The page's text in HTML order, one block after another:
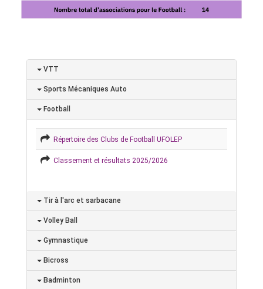
VTT
Sports Mécaniques Auto
Football
Répertoire des Clubs de Football UFOLEP
Classement et résultats 2025/2026
Tir à l'arc et sarbacane
Volley Ball
Gymnastique
Bicross
Badminton